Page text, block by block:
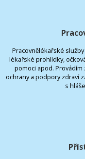
Pracovnělékařské
lékařské prohlídky,
pomoci apod.
ochrany a podpory zdraví
s